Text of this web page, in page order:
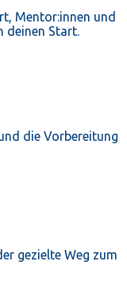
Mentor:innen und
deinen Start.
die Vorbereitung
gezielte Weg zum